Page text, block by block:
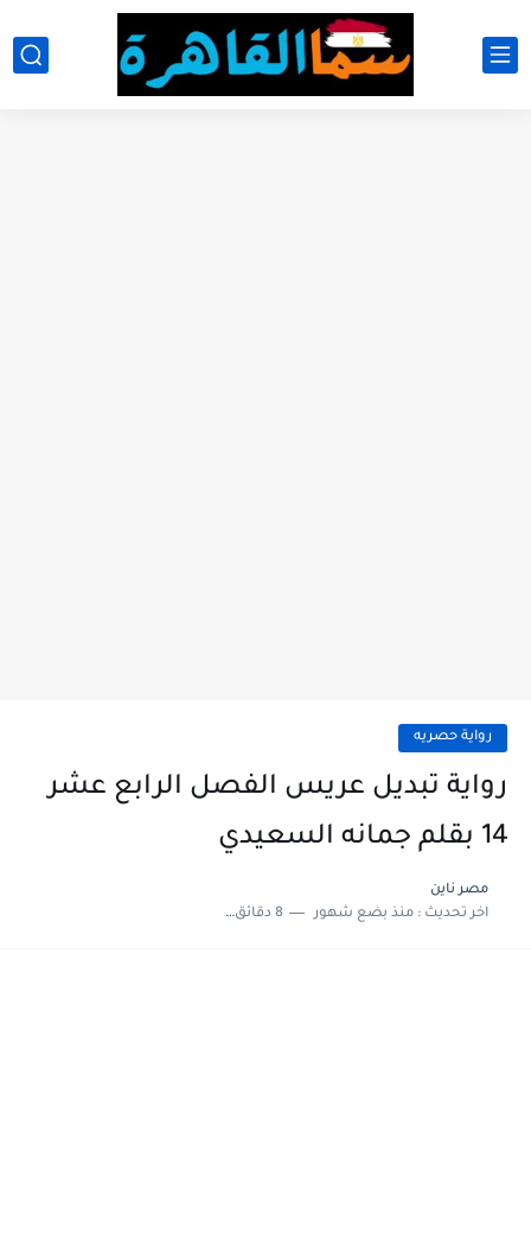
رواية حصريه
رواية تبديل عريس الفصل الرابع عشر
14 بقلم جمانه السعيدي
مصر ناين
اخر تحديث :منذ بضع شهور 8 دقائق للقراءة